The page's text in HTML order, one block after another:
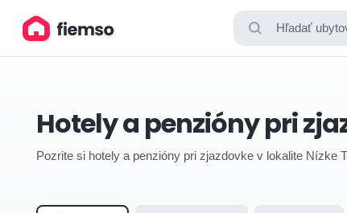
Hľadať
Hotely a penzióny pri
Pozrite si hotely a penzióny pri zjazdovke v lokalite Nízke